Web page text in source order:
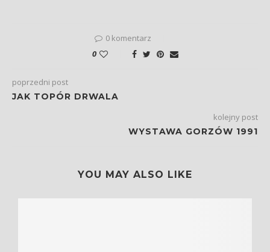
0 komentarz
0
poprzedni post
JAK TOPÓR DRWALA
kolejny post
WYSTAWA GORZÓW 1991
YOU MAY ALSO LIKE